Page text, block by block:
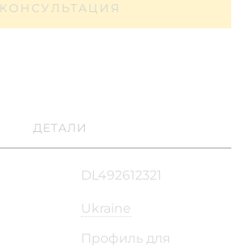
КОНСУЛЬТАЦИЯ
ДЕТАЛИ
DL492612321
Ukraine
Профиль для